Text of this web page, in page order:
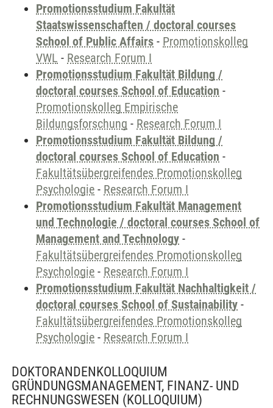
Promotionsstudium Fakultät
Staatswissenschaften / doctoral courses
School of Public Affairs - Promotionskolleg
VWL - Research Forum I
Promotionsstudium Fakultät Bildung /
doctoral courses School of Education -
Promotionskolleg Empirische
Bildungsforschung - Research Forum I
Promotionsstudium Fakultät Bildung /
doctoral courses School of Education -
Fakultätsübergreifendes Promotionskolleg
Psychologie - Research Forum I
Promotionsstudium Fakultät Management
und Technologie / doctoral courses School of
Management and Technology -
Fakultätsübergreifendes Promotionskolleg
Psychologie - Research Forum I
Promotionsstudium Fakultät Nachhaltigkeit /
doctoral courses School of Sustainability -
Fakultätsübergreifendes Promotionskolleg
Psychologie - Research Forum I
DOKTORANDENKOLLOQUIUM
GRÜNDUNGSMANAGEMENT, FINANZ- UND
RECHNUNGSWESEN (KOLLOQUIUM)